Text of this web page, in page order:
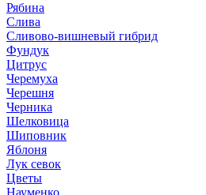
Рябина
Слива
Сливово-вишневый гибрид
Фундук
Цитрус
Черемуха
Черешня
Черника
Шелковица
Шиповник
Яблоня
Лук севок
Цветы
Науменко